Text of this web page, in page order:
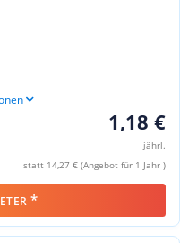
1,18 €
jährl.
statt 14,27 € (Angebot für 1 Jahr )
*